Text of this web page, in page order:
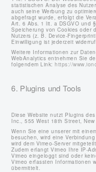
statistischen Analyse des
auch seine Werbung zu
abgefragt wurde, erfolgt die
Art. 6 Abs. 1 lit. a DSGVO und
Speicherung von Cookies oder
Nutzers (z. B. Device-
Einwilligung ist jederzeit
Weitere Informationen zur
WebAnalytics entnehmen Sie
folgendem Link:https://
6. Plugins und Tools
Diese Website nutzt Plugins
Inc., 555 West 18th Street, New
Wenn Sie eine unserer mit
besuchen, wird eine
wird dem Vimeo-Server
Zudem erlangt Vimeo Ihre IP-
Vimeo eingeloggt sind oder
Vimeo erfassten Informationen
übermittelt.